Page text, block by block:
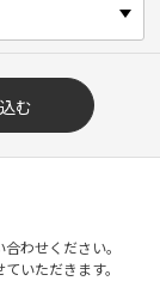
わせください。
いただきます。